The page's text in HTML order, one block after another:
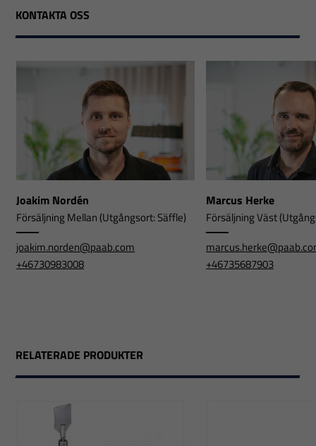
KONTAKTA OSS
Joakim Nordén
Försäljning Mellan (Utgångsort: Säffle)
joakim.norden@paab.com
+46730983008
Marcus Herke
Försäljning Väst
+46735687903
RELATERADE PRODUKTER